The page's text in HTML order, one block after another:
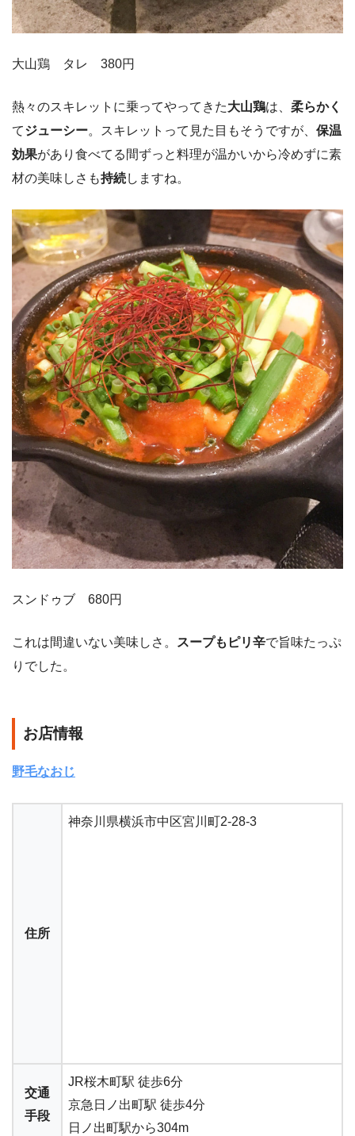
大山鶏 タレ 380円
熱々のスキレットに乗ってやってきた大山鶏は、 柔らかく
てジューシー。スキレットって見た目もそうですが、 保温
効果があり食べてる間ずっと料理が温かいから冷めずに素
材の美味しさも持続しますね。
スンドゥブ 680円
これは間違いない美味しさ。 スープもピリ辛で旨味たっぷ
りでした。
お店情報
野毛なおじ
住所
神奈川県横浜市中区宮川町2-28-3
交通
手段
JR桜木町駅 徒歩6分
京急日ノ出町駅 徒歩4分
日ノ出町駅から304m